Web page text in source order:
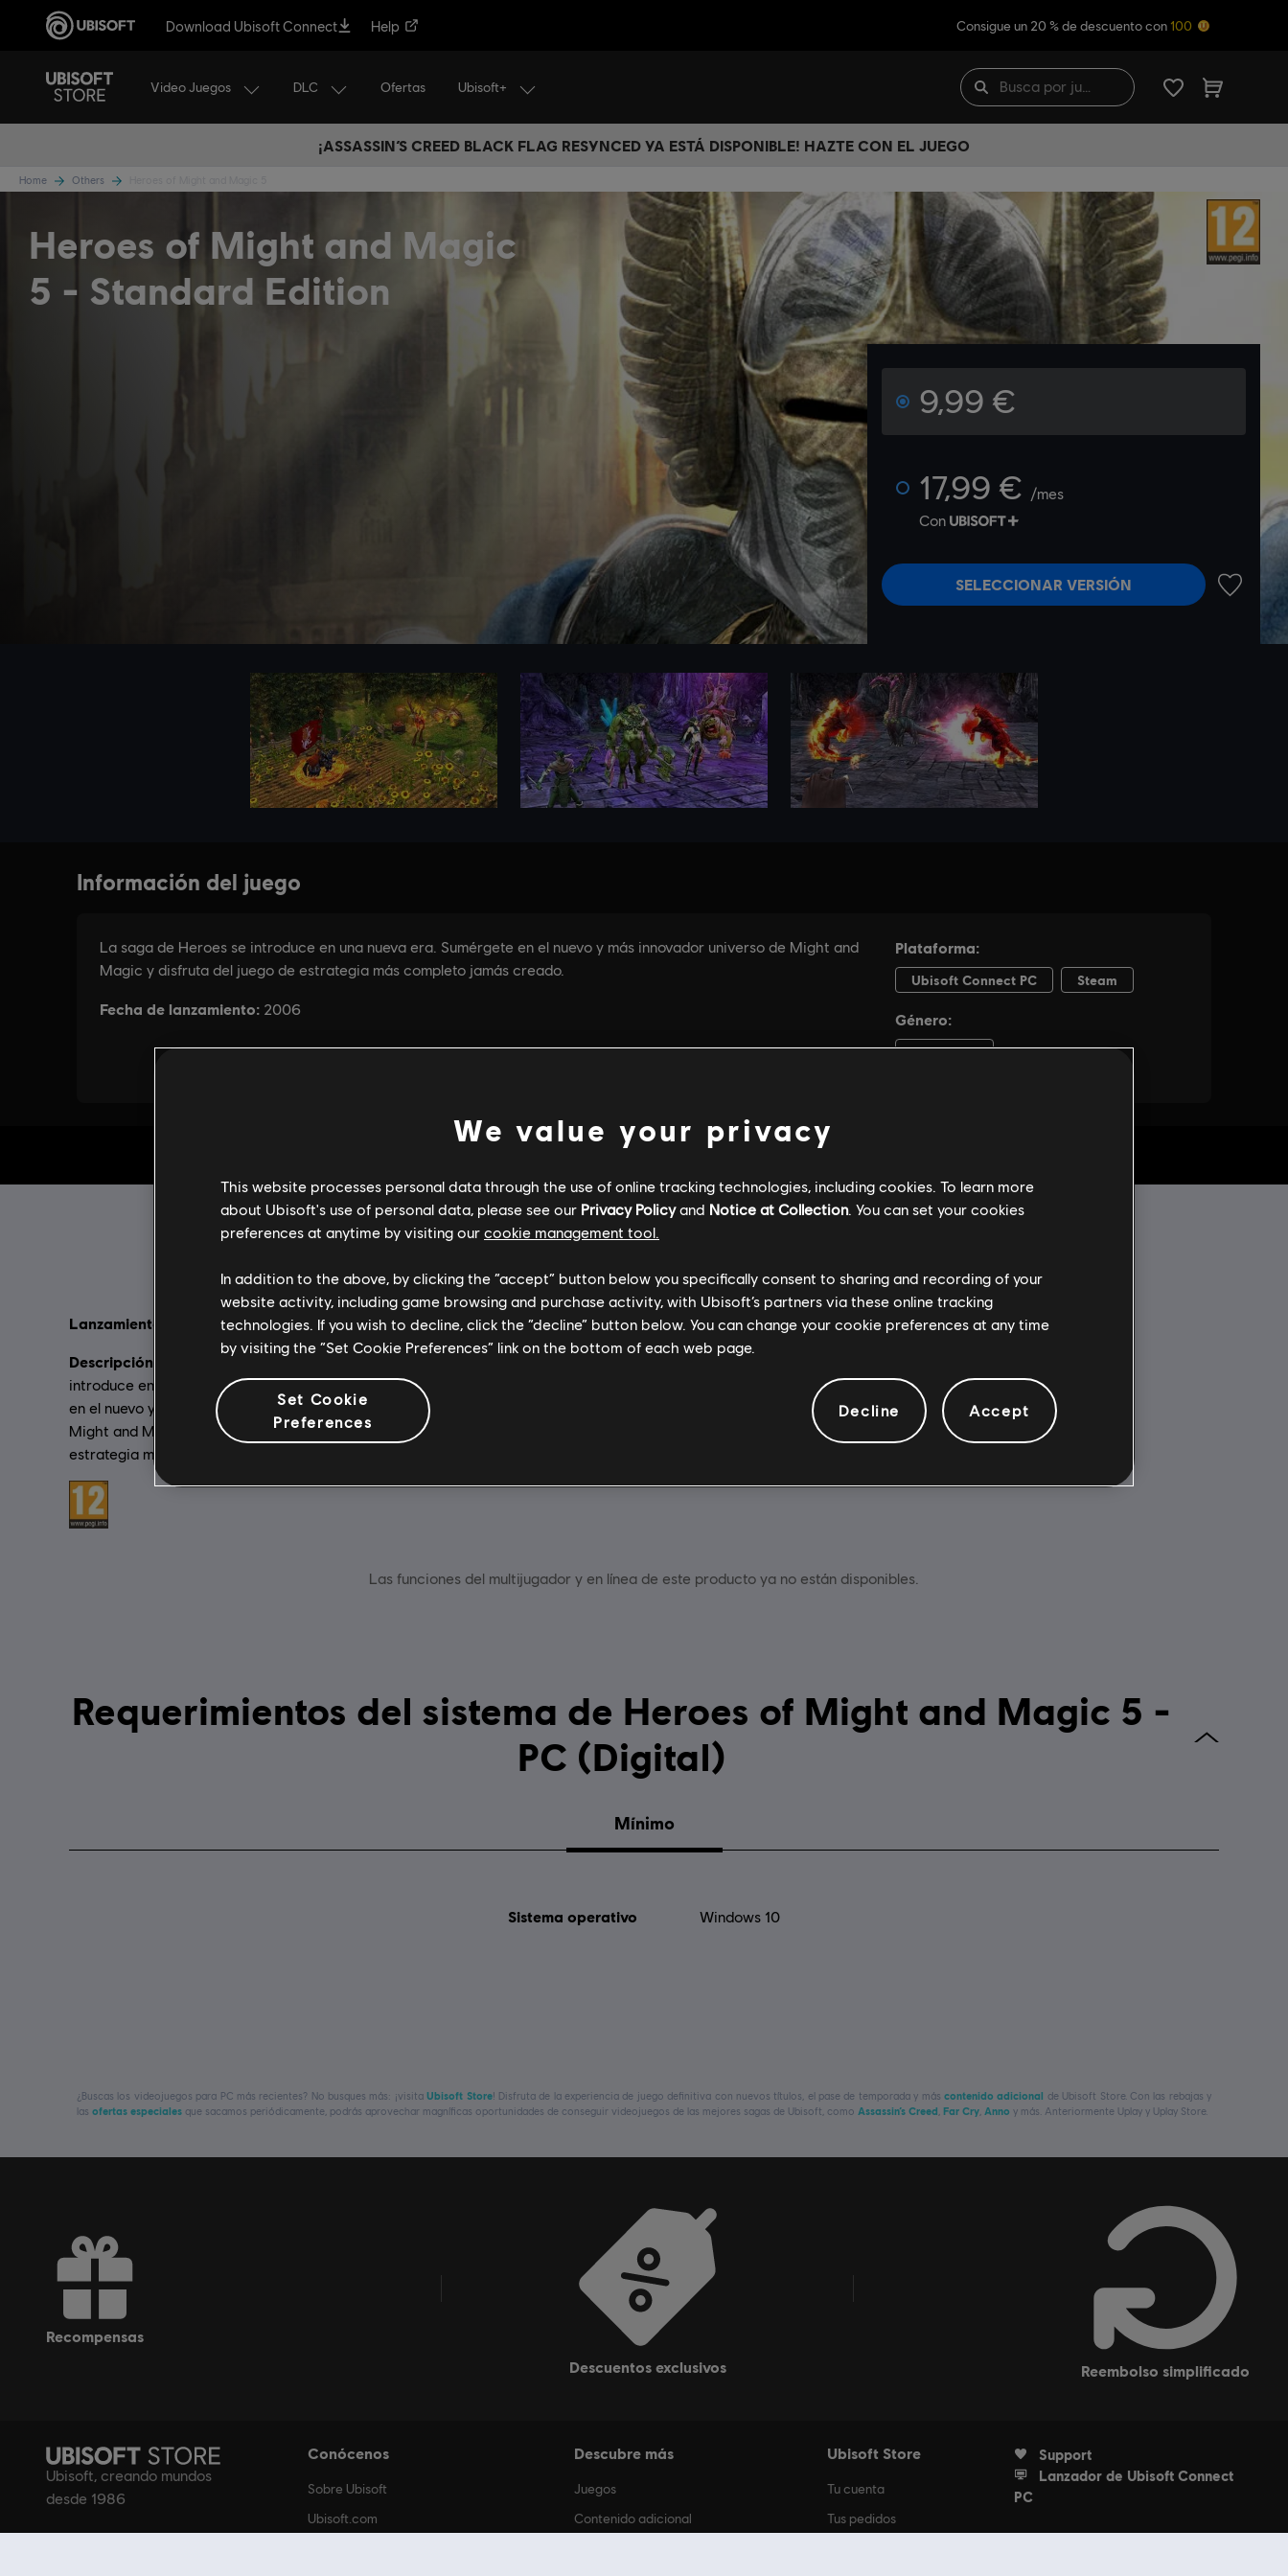
Download Ubisoft Connect Help Consigue un 20 % de descuento con 100
Video Juegos DLC Ofertas Ubisoft+
¡ASSASSIN’S CREED BLACK FLAG RESYNCED YA ESTÁ DISPONIBLE! HAZTE CON EL JUEGO
Home Others
Heroes of Might and Magic
5
Standard Edition
9,99 €
17,99 € /mes
Con
SELECCIONAR VERSIÓN
Información general
Lanzamiento:
Descripción:
La saga de Heroes se
introduce en una nueva era. Sumérgete
en el nuevo y más innovador universo de
Might and Magic y disfruta del juego de
estrategia más completo jamás creado.
Clasificación por edad :
Idioma: En, De, Es, Fr, It Activación: Añadido automáticamente a
la biblioteca de Ubisoft Connect para PC
Necesitas una
cuenta Ubisoft e instalar la aplicación
Ubisoft Connect para jugar este
Multijugador: Si
Las funciones del multijugador y en línea de este producto ya no están disponibles.
Requerimientos del sistema de Heroes of Might and Magic 5 -
PC (Digital)
Mínimo
Sistema operativo Windows 10
¿Buscas los videojuegos para PC más recientes? No busques más: ¡visitaUbisoft Store! Disfruta de la experiencia de juego definitiva con nuevos títulos, el pase de temporada y más contenido adicional de Ubisoft Store. Con las rebajas y
las ofertas especiales que sacamos periódicamente, podrás aprovechar magníficas oportunidades de conseguir videojuegos de las mejores sagas de Ubisoft, como Assassin’s Creed Far Cry Anno y más. Anteriormente Uplay y Uplay Store.
recompensas
descuentos exclusivos
reembolso simplificado
Ubisoft, creando mundos
desde 1986
Conócenos
Sobre Ubisoft
Ubisoft.com
Descubre más
Juegos
Contenido adicional
Ubisoft Store
Tu cuenta
Tus pedidos
Support
Lanzador de Ubisoft Connect
PC
We value your privacy
This website processes personal data through the use of online tracking technologies, including cookies. To learn more
about Ubisoft's use of personal data, please see our Privacy Policyand Notice at Collection. You can set your cookies
preferences at anytime by visiting our cookie management tool.
In addition to the above, by clicking the “accept” button below you specifically consent to sharing and recording of your
website activity, including game browsing and purchase activity, with Ubisoft’s partners via these online tracking
technologies. If you wish to decline, click the “decline” button below. You can change your cookie preferences at any time
by visiting the “Set Cookie Preferences” link on the bottom of each web page.
Set Cookie
Preferences
Decline Accept